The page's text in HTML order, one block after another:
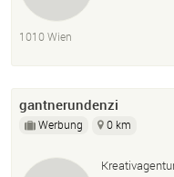
1010 Wien
gantnerundenzi
Werbung 0 km